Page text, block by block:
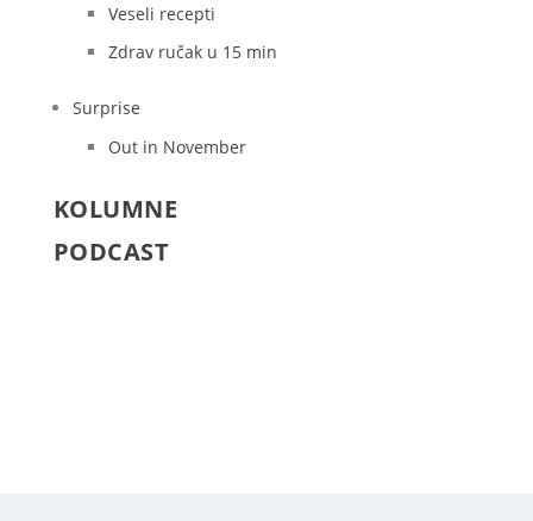
Veseli recepti
Zdrav ručak u 15 min
Surprise
Out in November
KOLUMNE
PODCAST